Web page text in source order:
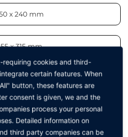
x 240 mm
x 315 mm
requiring cookies and third-
certain features. When
button, these features are
consent is given, we and the
process your personal
Detailed information on
third party companies can be